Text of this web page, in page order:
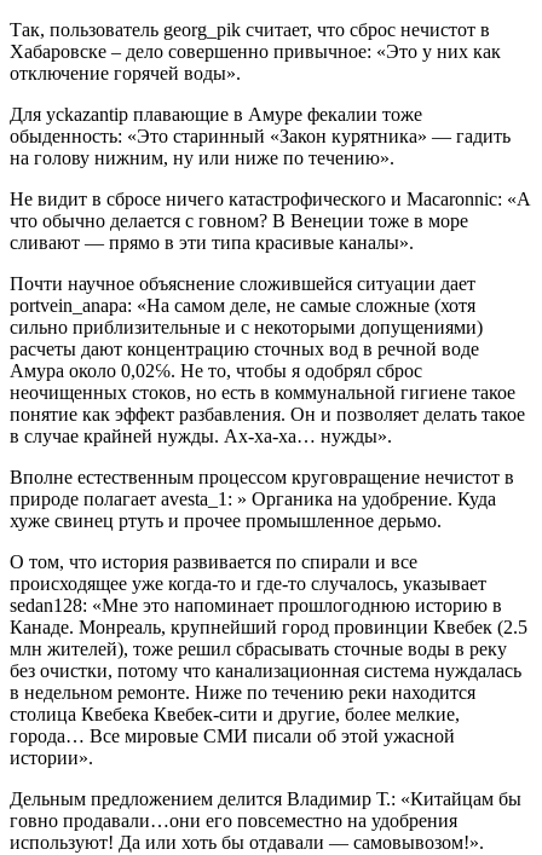
Так, пользователь georg_pik считает, что сброс нечистот в
Хабаровске – дело совершенно привычное: «Это у них как
отключение горячей воды».
Для yckazantip плавающие в Амуре фекалии тоже
обыденность: «Это старинный «Закон курятника» — гадить
на голову нижним, ну или ниже по течению».
Не видит в сбросе ничего катастрофического и Macaronnic: «А
что обычно делается с говном? В Венеции тоже в море
сливают — прямо в эти типа красивые каналы».
Почти научное объяснение сложившейся ситуации дает
portvein_anapa: «На самом деле, не самые сложные (хотя
сильно приблизительные и с некоторыми допущениями)
расчеты дают концентрацию сточных вод в речной воде
Амура около 0,02℅. Не то, чтобы я одобрял сброс
неочищенных стоков, но есть в коммунальной гигиене такое
понятие как эффект разбавления. Он и позволяет делать такое
в случае крайней нужды. Ах-ха-ха… нужды».
Вполне естественным процессом круговращение нечистот в
природе полагает avesta_1: » Органика на удобрение. Куда
хуже свинец ртуть и прочее промышленное дерьмо.
О том, что история развивается по спирали и все
происходящее уже когда-то и где-то случалось, указывает
sedan128: «Мне это напоминает прошлогоднюю историю в
Канаде. Монреаль, крупнейший город провинции Квебек (2.5
млн жителей), тоже решил сбрасывать сточные воды в реку
без очистки, потому что канализационная система нуждалась
в недельном ремонте. Ниже по течению реки находится
столица Квебека Квебек-сити и другие, более мелкие,
города… Все мировые СМИ писали об этой ужасной
истории».
Дельным предложением делится Владимир Т.: «Китайцам бы
говно продавали…они его повсеместно на удобрения
используют! Да или хоть бы отдавали — самовывозом!».